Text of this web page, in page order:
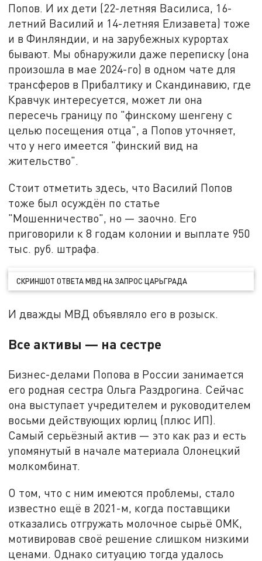
Попов. И их дети (22-летняя Василиса, 16-
летний Василий и 14-летняя Елизавета) тоже
и в Финляндии, и на зарубежных курортах
бывают. Мы обнаружили даже переписку (она
произошла в мае 2024-го) в одном чате для
трансферов в Прибалтику и Скандинавию, где
Кравчук интересуется, может ли она
пересечь границу по "финскому шенгену с
целью посещения отца", а Попов уточняет,
что у него имеется "финский вид на
жительство".
Стоит отметить здесь, что Василий Попов
тоже был осуждён по статье
"Мошенничество", но — заочно. Его
приговорили к 8 годам колонии и выплате 950
тыс. руб. штрафа.
СКРИНШОТ ОТВЕТА МВД НА ЗАПРОС ЦАРЬГРАДА
И дважды МВД объявляло его в розыск.
Все активы — на сестре
Бизнес-делами Попова в России занимается
его родная сестра Ольга Раздрогина. Сейчас
она выступает учредителем и руководителем
восьми действующих юрлиц (плюс ИП).
Самый серьёзный актив — это как раз и есть
упомянутый в начале материала Олонецкий
молкомбинат.
О том, что с ним имеются проблемы, стало
известно ещё в 2021-м, когда поставщики
отказались отгружать молочное сырьё ОМК,
мотивировав своё решение слишком низкими
ценами. Однако ситуацию тогда удалось